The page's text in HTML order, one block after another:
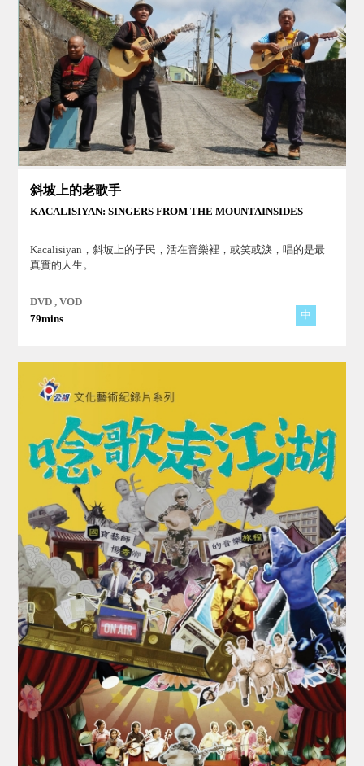
斜坡上的老歌手
KACALISIYAN: SINGERS FROM THE MOUNTAINSIDES
Kacalisiyan，斜坡上的子民，活在音樂裡，或笑或淚，唱的是最
真實的人生。
DVD , VOD
79mins
中